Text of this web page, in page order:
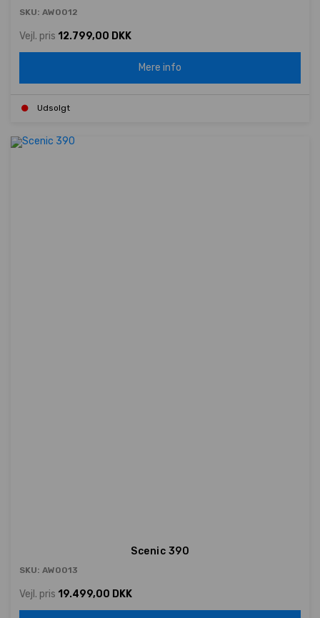
SKU: AW0012
Vejl. pris 12.799,00 DKK
Mere info
Udsolgt
Scenic 390
SKU: AW0013
Vejl. pris 19.499,00 DKK